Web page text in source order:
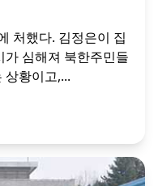
처했다. 김정은이 집
심해져 북한주민들
상황이고,...